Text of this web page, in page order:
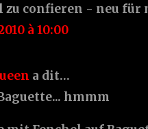
zu confieren - neu für
à 10:00
a dit…
hmmm